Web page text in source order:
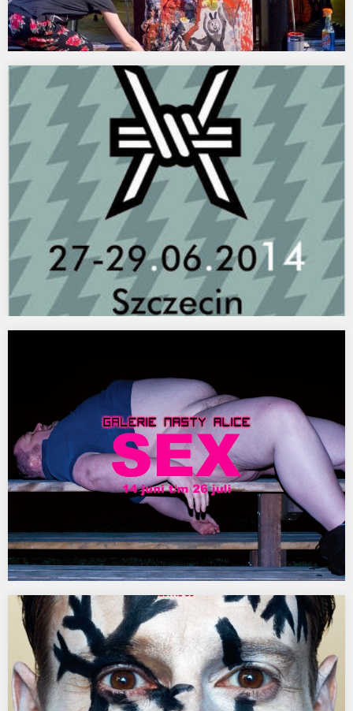
Mural na Pięknym Psie, Kraków.
MALUJEMY PSIĄ BUDĘ. Klub Piękny Pies, Kraków. Happening
zbiorowy zacnych zakładowych gości i gospodarzy. Kolejne
odsłony……
muz Delfina Jałowik SKRAJNOŚCI. „EKSTREMALNE” PROPOZYCJE…
SEX, Galerie Nasty Alice, Eindhoven
14 juni t/m 26 juli 2014 Opening 14 juni met een performance van
Jolanda Jansen. Sex…